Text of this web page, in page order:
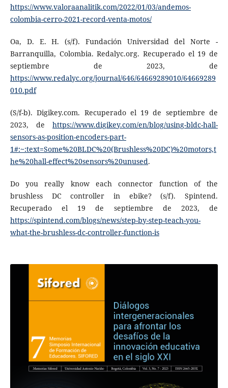
https://www.valoraanalitik.com/2022/01/03/andemos-
colombia-cerro-2021-record-venta-motos/
Oa, D. E. H. (s/f). Fundación Universidad del Norte -
Barranquilla, Colombia. Redalyc.org. Recuperado el 19 de
septiembre de 2023, de
https://www.redalyc.org/journal/646/64669289010/64669289
010.pdf
(S/f-b). Digikey.com. Recuperado el 19 de septiembre de
2023, dehttps://www.digikey.com/en/blog/using-bldc-hall-
sensors-as-position-encoders-part-
1#:~:text=Some%20BLDC%20(Brushless%20DC)%20motors,t
he%20hall-effect%20sensors%20unused.
Do you really know each connector function of the
brushless DC controller in ebike? (s/f). Spintend.
Recuperado el 19 de septiembre de 2023, de
https://spintend.com/blogs/news/step-by-step-teach-you-
what-the-brushless-dc-controller-function-is